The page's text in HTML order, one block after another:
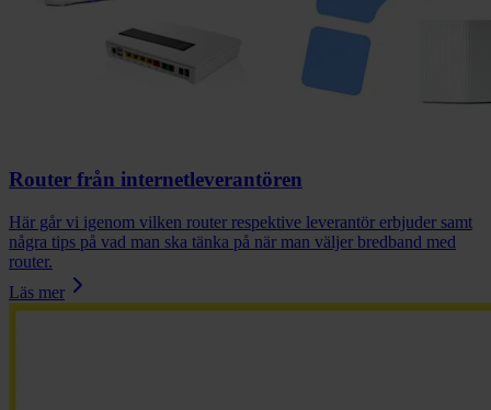
Router från internetleverantören
Här går vi igenom vilken router respektive leverantör erbjuder samt
några tips på vad man ska tänka på när man väljer bredband med
router.
Läs mer